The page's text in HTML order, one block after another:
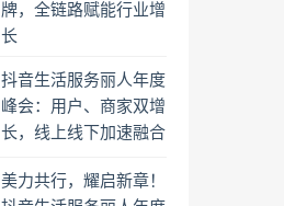
牌，全链路赋能行业增
长
抖音生活服务丽人年度
峰会：用户、商家双增
长，线上线下加速融合
美力共行，耀启新章！